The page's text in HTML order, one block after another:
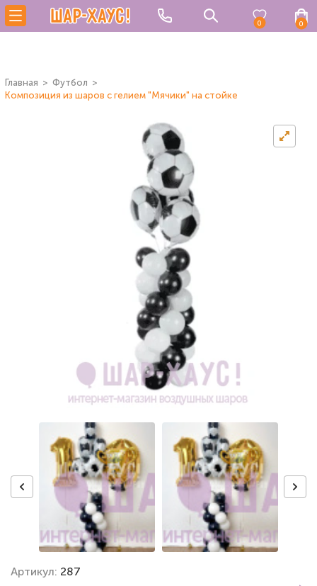
0 0
Главная
Футбол
Композиция из шаров с гелием "Мячики" на стойке
Артикул: 287